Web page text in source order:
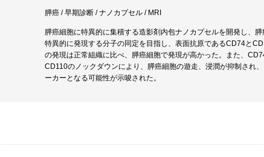
膵癌 / 早期診断 / ナノカプセル / MRI
膵癌細胞に特異的に集積する造影剤内包ナノカプセルを開発し、
特異的に発現する分子の同定を目指し、表面抗原であるCD74と
の発現は正常組織に比べ、膵癌細胞で発現が高かった。また、
CD110のノックダウンにより、膵癌細胞の遊走、浸潤が抑制され
ーカーとなる可能性が示唆された。